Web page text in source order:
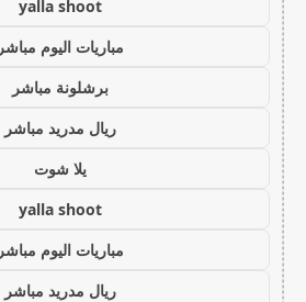
yalla shoot
مباريات اليوم مباشر
برشلونة مباشر
ريال مدريد مباشر
يلا شوت
yalla shoot
مباريات اليوم مباشر
ريال مدريد مباشر